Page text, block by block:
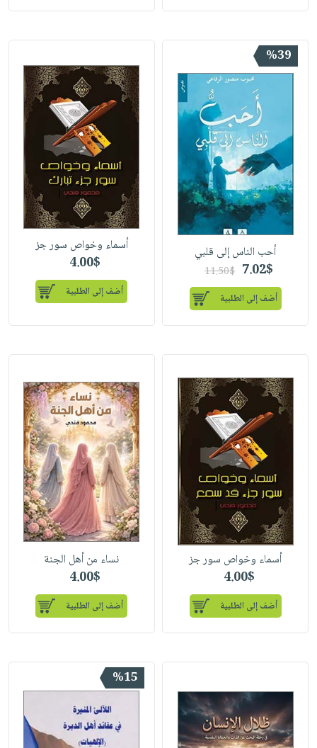
%39
أحب الناس إلى قلبي
7.02$
11.50$
أضف إلى الطلبية
أسماء وخواص سور جز
4.00$
أضف إلى الطلبية
أسماء وخواص سور جز
4.00$
أضف إلى الطلبية
نساء من أهل الجنة
4.00$
أضف إلى الطلبية
%15